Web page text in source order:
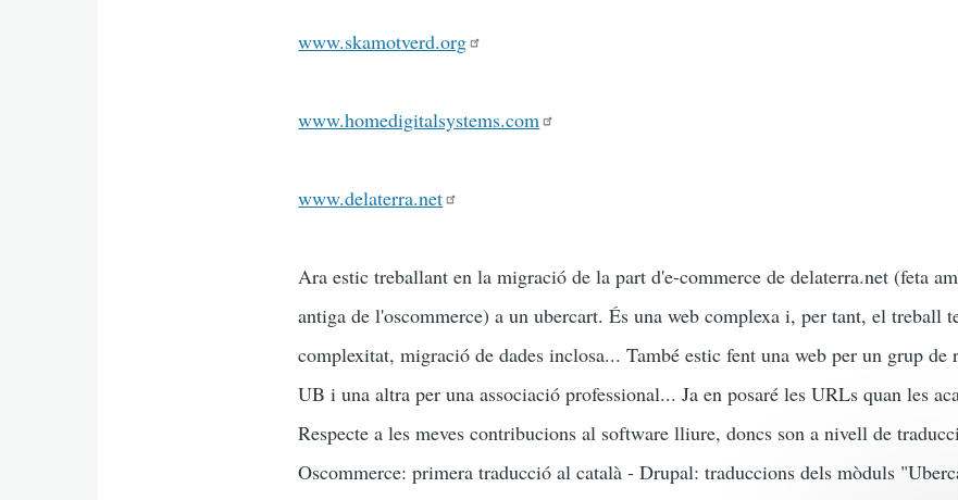
www.skamotverd.org
www.homedigitalsystems.com
www.delaterra.net
Ara estic treballant en la migració de la part d'e-commerce de delaterra.net (feta
antiga de l'oscommerce) a un ubercart. És una web complexa i, per tant, el treball
complexitat, migració de dades inclosa... També estic fent una web per un grup de
UB i una altra per una associació professional... Ja en posaré les URLs quan les
Respecte a les meves contribucions al software lliure, doncs son a nivell de
Oscommerce: primera traducció al català - Drupal: traduccions dels mòduls